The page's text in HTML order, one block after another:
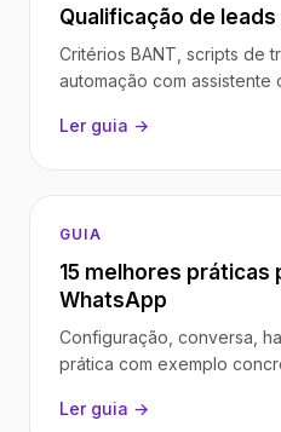
Qualificação de
Critérios BANT, scripts de
automação com assistente
Ler guia →
GUIA
15 melhores práticas
WhatsApp
Configuração, conversa,
prática com exemplo
Ler guia →